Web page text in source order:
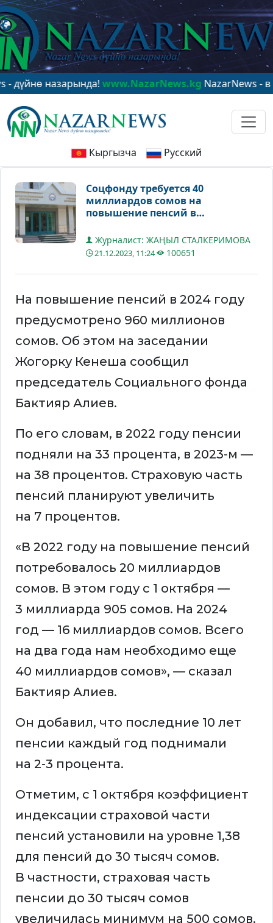
назарында!www.NazarNews.kgNazarNews - в
Кыргызча Русский
Соцфонду требуется 40
миллиардов сомов на
повышение пенсий в
Журналист: ЖАҢЫЛ СТАЛКЕРИМОВА
21.12.2023, 11:24 100651
На повышение пенсий в 2024 году
предусмотрено 960 миллионов
сомов. Об этом на заседании
Жогорку Кенеша сообщил
председатель Социального фонда
Бактияр Алиев.
По его словам, в 2022 году пенсии
подняли на 33 процента, в 2023-м —
на 38 процентов. Страховую часть
пенсий планируют увеличить
на 7 процентов.
«В 2022 году на повышение пенсий
потребовалось 20 миллиардов
сомов. В этом году с 1 октября —
3 миллиарда 905 сомов. На 2024
год — 16 миллиардов сомов. Всего
на два года нам необходимо еще
40 миллиардов сомов», — сказал
Бактияр Алиев.
Он добавил, что последние 10 лет
пенсии каждый год поднимали
на 2-3 процента.
Отметим, с 1 октября коэффициент
индексации страховой части
пенсий установили на уровне 1,38
для пенсий до 30 тысяч сомов.
В частности, страховая часть
пенсии до 30 тысяч сомов
увеличилась минимум на 500 сомов.